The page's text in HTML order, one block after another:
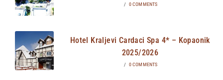
/ 0 COMMENTS
Hotel Kraljevi Cardaci Spa 4* – Kopaonik
2025/2026
/ 0 COMMENTS